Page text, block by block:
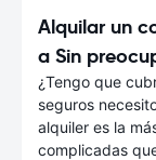
Alquilar un
a Sin
¿Tengo que
seguros
alquiler es la
complicadas